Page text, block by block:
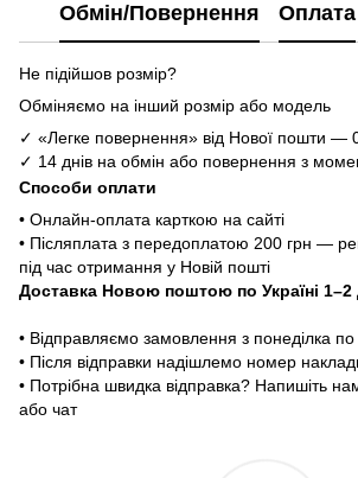
Обмін/Повернення Оплата
Не підійшов розмір?
Обміняємо на інший розмір або модель
✓ «Легке повернення» від Нової пошти —
✓ 14 днів на обмін або повернення з
Способи оплати
• Онлайн-оплата карткою на сайті
• Післяплата з передоплатою 200 грн —
під час отримання у Новій пошті
Доставка Новою поштою по Україні 1–2
• Відправляємо замовлення з понеділка по
• Після відправки надішлемо номер
• Потрібна швидка відправка? Напишіть
або чат